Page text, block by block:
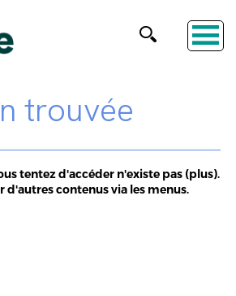
trouvée
tentez d'accéder n'existe pas (plus).
d'autres contenus via les menus.